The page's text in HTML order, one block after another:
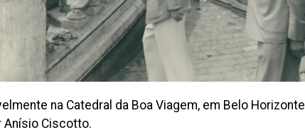
na Catedral da Boa Viagem, em Belo
Anísio Ciscotto.